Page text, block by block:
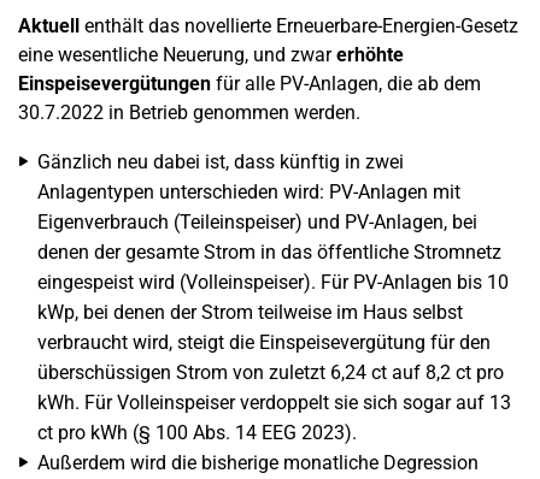
Aktuell enthält das novellierte Erneuerbare-Energien-Gesetz
eine wesentliche Neuerung, und zwarerhöhte
Einspeisevergütungen für alle PV-Anlagen, die ab dem
30.7.2022 in Betrieb genommen werden.
Gänzlich neu dabei ist, dass künftig in zwei
Anlagentypen unterschieden wird: PV-Anlagen mit
Eigenverbrauch (Teileinspeiser) und PV-Anlagen, bei
denen der gesamte Strom in das öffentliche Stromnetz
eingespeist wird (Volleinspeiser). Für PV-Anlagen bis 10
kWp, bei denen der Strom teilweise im Haus selbst
verbraucht wird, steigt die Einspeisevergütung für den
überschüssigen Strom von zuletzt 6,24 ct auf 8,2 ct pro
kWh. Für Volleinspeiser verdoppelt sie sich sogar auf 13
ct pro kWh (§ 100 Abs. 14 EEG 2023).
Außerdem wird die bisherige monatliche Degression